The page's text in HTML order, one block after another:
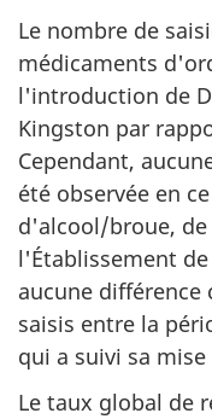
Le nombre de
médicaments
l'introduction de
Kingston par
Cependant,
été observée en
d'alcool/broue, de
l'Établissement
aucune
saisis entre la
qui a suivi sa mise
Le taux global de